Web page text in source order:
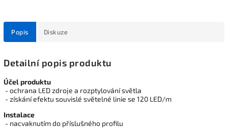
Popis Diskuze
Detailní popis produktu
Účel produktu
- ochrana LED zdroje a rozptylování světla
- získání efektu souvislé světelné linie se 120 LED/m
Instalace
- nacvaknutím do příslušného profilu